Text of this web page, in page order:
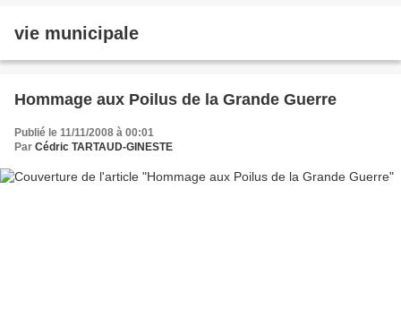
vie municipale
Hommage aux Poilus de la Grande Guerre
Publié le 11/11/2008 à 00:01
Par Cédric TARTAUD-GINESTE